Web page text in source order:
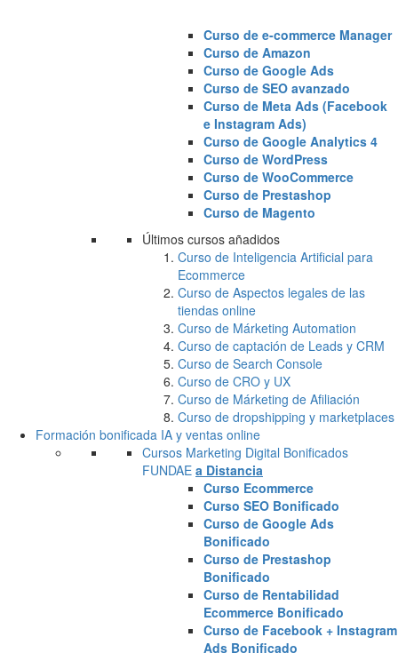
Curso de e-commerce Manager
Curso de Amazon
Curso de Google Ads
Curso de SEO avanzado
Curso de Meta Ads (Facebook
e Instagram Ads)
Curso de Google Analytics 4
Curso de WordPress
Curso de WooCommerce
Curso de Prestashop
Curso de Magento
Últimos cursos añadidos
Curso de Inteligencia Artificial para
Ecommerce
Curso de Aspectos legales de las
tiendas online
Curso de Márketing Automation
Curso de captación de Leads y CRM
Curso de Search Console
Curso de CRO y UX
Curso de Márketing de Afiliación
Curso de dropshipping y marketplaces
Formación bonificada IA y ventas online
Cursos Marketing Digital Bonificados
FUNDAE a Distancia
Curso Ecommerce
Curso SEO Bonificado
Curso de Google Ads
Bonificado
Curso de Prestashop
Bonificado
Curso de Rentabilidad
Ecommerce Bonificado
Curso de Facebook + Instagram
Ads Bonificado